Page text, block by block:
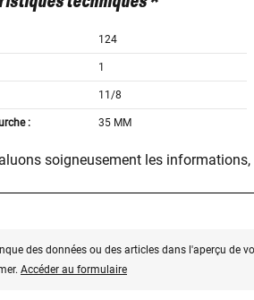
124
1
11/8
: 35 MM
soigneusement les
des données ou des articles dans l'aperçu de
Accéder au formulaire